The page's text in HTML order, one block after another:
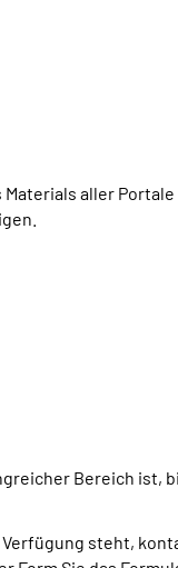
aller
Bereich ist,
steht,